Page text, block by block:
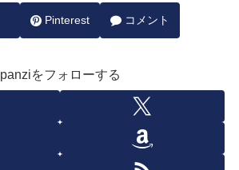
Pinterest コメント
panziをフォローする